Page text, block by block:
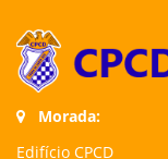
Morada:
Edifício CPCD